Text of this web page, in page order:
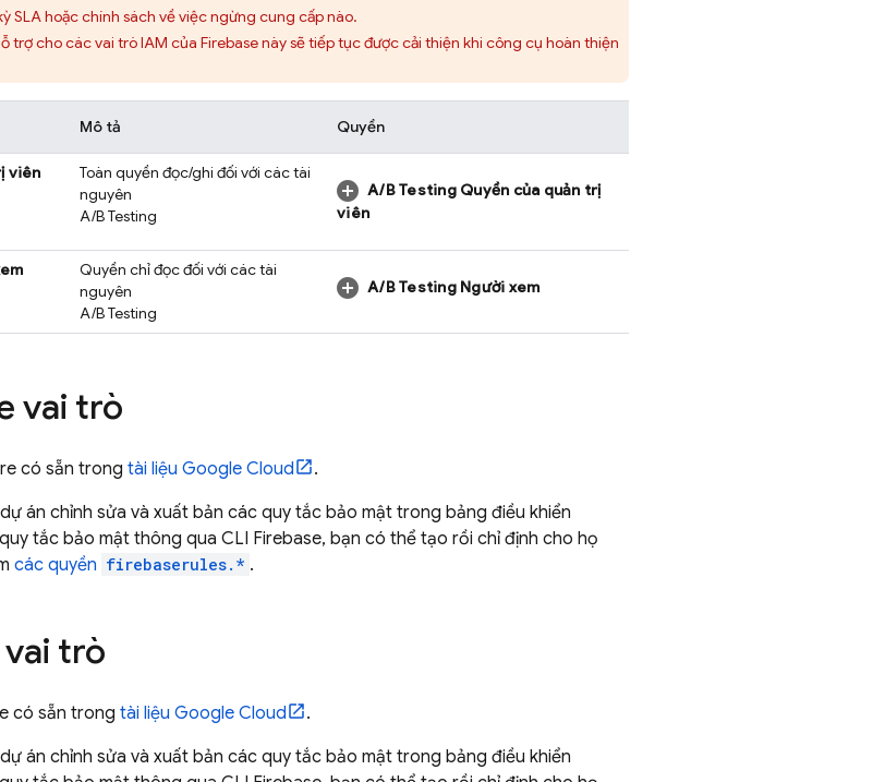
SLA hoặc chính sách về việc ngừng cung cấp nào.
trợ cho các vai trò IAM của Firebase này sẽ tiếp tục được cải thiện khi công cụ hoàn thiện
Mô tả Quyền
viên
Toàn quyền đọc/ghi đối với các tài
nguyên
A/B Testing
A/B TestingQuyền của quản trị
viên
Quyền chỉ đọc đối với các tài
nguyên
A/B Testing
A/B TestingNgười xem
vai trò
có sẵn trong tài liệu Google Cloud
.
án chỉnh sửa và xuất bản các quy tắc bảo mật trong bảng điều khiển
tắc bảo mật thông qua CLI Firebase, bạn có thể tạo rồi chỉ định cho họ
các quyền firebaserules.* .
vai trò
có sẵn trong tài liệu Google Cloud
.
án chỉnh sửa và xuất bản các quy tắc bảo mật trong bảng điều khiển